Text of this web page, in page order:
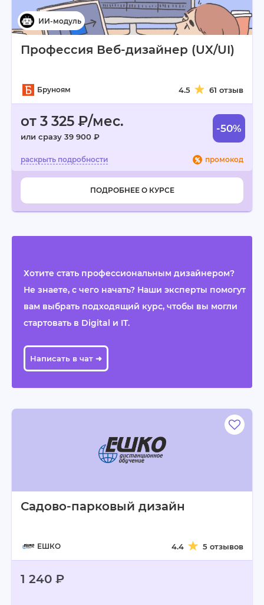
Профессия Веб-дизайнер (UX/UI)
Бруноям 4.5 61 отзыв
от 3 325 ₽/мес.
или сразу 39 900 ₽
-50%
промокод
ПОДРОБНЕЕ О КУРСЕ
Хотите стать профессиональным дизайнером?
Не знаете, с чего начать? Наши эксперты помогут
вам выбрать подходящий курс, чтобы вы могли
стартовать в Digital и IT.
Написать в чат ➜
Садово-парковый дизайн
ЕШКО 4.4 5 отзывов
1 240 ₽